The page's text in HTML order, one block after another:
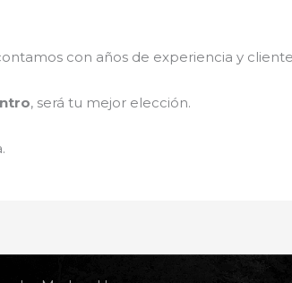
con años de experiencia y
, será tu mejor elección.